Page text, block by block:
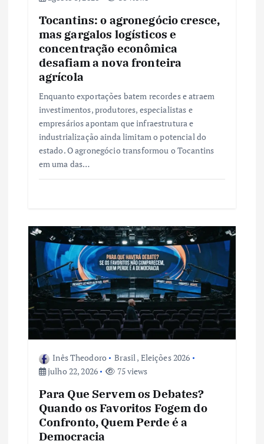
Tocantins: o agronegócio cresce,
mas gargalos logísticos e
concentração econômica
desafiam a nova fronteira
agrícola
Enquanto exportações batem recordes e atraem
investimentos, produtores, especialistas e
empresários apontam que infraestrutura e
industrialização ainda limitam o potencial do
estado. O agronegócio transformou o Tocantins
em uma das…
Inês Theodoro Brasil, Eleições 2026
julho 22, 2026
75 views
Para Que Servem os Debates?
Quando os Favoritos Fogem do
Confronto, Quem Perde é a
Democracia